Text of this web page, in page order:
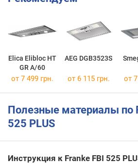
Elica Elibloc HT
GR A/60
AEG DGB3523S
от 7 499 грн. от 6 115 грн. от
Полезные материалы по
525 PLUS
Инструкция к Franke FBI 525